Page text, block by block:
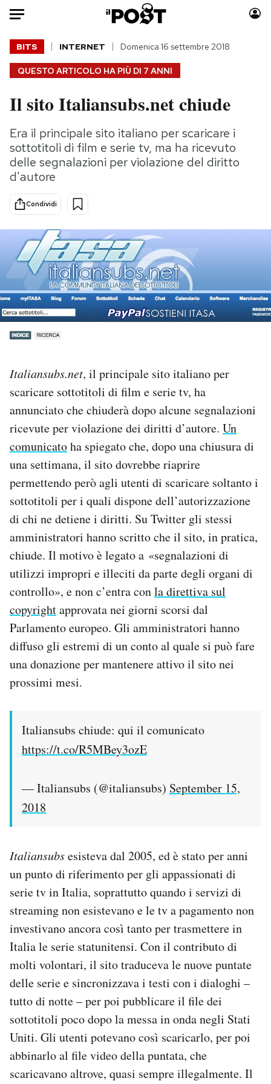
Auto
HOME
Italia
Politica
Tecnologia
Internet
Cultura
Sport
Moda
Consumismi
Storie/Idee
Mondiali calcio 2026
PODCAST
NEWSLETTER
I MIEI PREFERITI
SHOP
CALENDARIO
Area Personale
Newsletter
Notifiche mobile
Hai bisogno di aiuto?
Esci
QUESTO ARTICOLO HA PIÙ DI 7 ANNI
BITS INTERNET Domenica 16 settembre 2018
Il sito Italiansubs.net chiude
Era il principale sito italiano per scaricare i
sottotitoli di film e serie tv, ma ha ricevuto
delle segnalazioni per violazione del diritto
d'autore
Condividi
Italiansubs.net, il principale sito italiano per
scaricare sottotitoli di film e serie tv, ha
annunciato che chiuderà dopo alcune segnalazioni
ricevute per violazione dei diritti d’autore. Un
comunicatoha spiegato che, dopo una chiusura di
una settimana, il sito dovrebbe riaprire
permettendo però agli utenti di scaricare soltanto i
sottotitoli per i quali dispone dell’autorizzazione
di chi ne detiene i diritti. Su Twitter gli stessi
amministratori hanno scritto che il sito, in pratica,
chiude. Il motivo è legato a «segnalazioni di
utilizzi impropri e illeciti da parte degli organi di
controllo», e non c’entra conla direttiva sul
copyrightapprovata nei giorni scorsi dal
Parlamento europeo. Gli amministratori hanno
diffuso gli estremi di un conto al quale si può fare
una donazione per mantenere attivo il sito nei
prossimi mesi.
Italiansubs chiude: qui il comunicato
https://t.co/R5MBey3ozE
— Italiansubs (@italiansubs) September 15,
2018
Italiansubsesisteva dal 2005, ed è stato per anni
un punto di riferimento per gli appassionati di
serie tv in Italia, soprattutto quando i servizi di
streaming non esistevano e le tv a pagamento non
investivano ancora così tanto per trasmettere in
Italia le serie statunitensi. Con il contributo di
molti volontari, il sito traduceva le nuove puntate
delle serie e sincronizzava i testi con i dialoghi –
tutto di notte – per poi pubblicare il file dei
sottotitoli poco dopo la messa in onda negli Stati
Uniti. Gli utenti potevano così scaricarlo, per poi
abbinarlo al file video della puntata, che
scaricavano altrove, quasi sempre illegalmente. Il